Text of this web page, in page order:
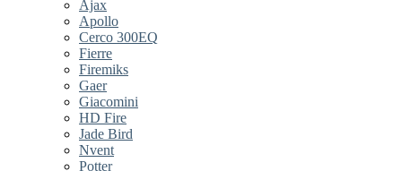
Ajax
Apollo
Cerco 300EQ
Fierre
Firemiks
Gaer
Giacomini
HD Fire
Jade Bird
Nvent
Potter